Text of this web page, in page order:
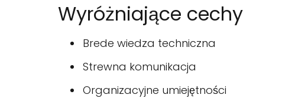
Wyróżniające cechy
Brede wiedza techniczna
Strewna komunikacja
Organizacyjne umiejętności